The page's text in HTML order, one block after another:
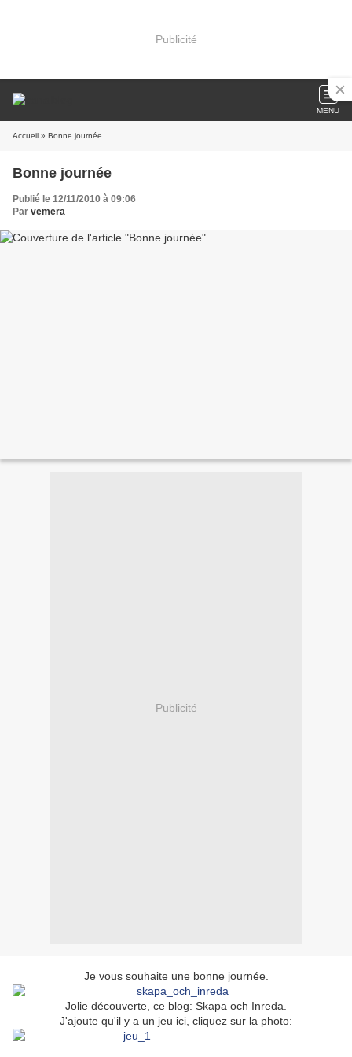
Publicité
MENU
Accueil » Bonne journée
Bonne journée
Publié le 12/11/2010 à 09:06
Par vemera
Publicité
Je vous souhaite une bonne journée.
Jolie découverte, ce blog: Skapa och Inreda.
J'ajoute qu'il y a un jeu ici, cliquez sur la photo: